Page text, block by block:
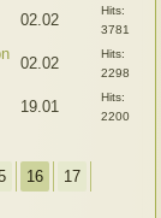
02.02
Hits:
3781
02.02
Hits:
2298
19.01
Hits:
2200
16
17